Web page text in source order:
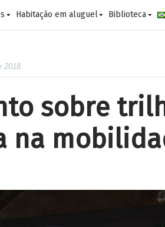
Habitação em aluguel Biblioteca
2018
sobre